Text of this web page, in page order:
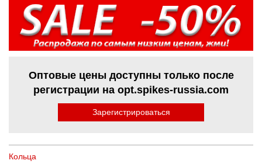
Оптовые цены доступны только после
регистрации на opt.spikes-russia.com
Зарегистрироваться
Кольца